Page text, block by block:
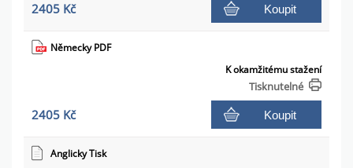
2405 Kč Koupit
Německy PDF
K okamžitému stažení
Tisknutelné
2405 Kč Koupit
Anglicky Tisk